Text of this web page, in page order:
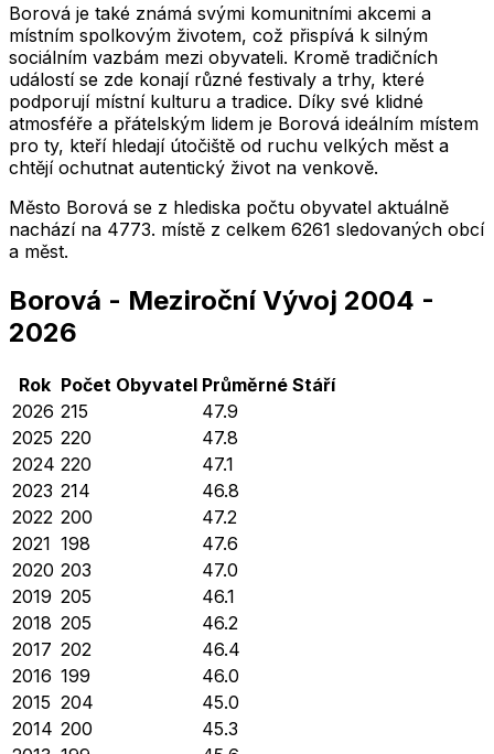
Borová je také známá svými komunitními akcemi a
místním spolkovým životem, což přispívá k silným
sociálním vazbám mezi obyvateli. Kromě tradičních
událostí se zde konají různé festivaly a trhy, které
podporují místní kulturu a tradice. Díky své klidné
atmosféře a přátelským lidem je Borová ideálním místem
pro ty, kteří hledají útočiště od ruchu velkých měst a
chtějí ochutnat autentický život na venkově.
Město Borová se z hlediska počtu obyvatel aktuálně
nachází na 4773. místě z celkem 6261 sledovaných obcí
a měst.
Borová - Meziroční Vývoj 2004 -
2026
Rok Počet Obyvatel Průměrné Stáří
2026 215
47.9
2025 220
47.8
2024 220
47.1
2023 214
46.8
2022 200
47.2
2021 198
47.6
2020 203
47.0
2019 205
46.1
2018 205
46.2
2017 202
46.4
2016 199
46.0
2015 204
45.0
2014 200
45.3